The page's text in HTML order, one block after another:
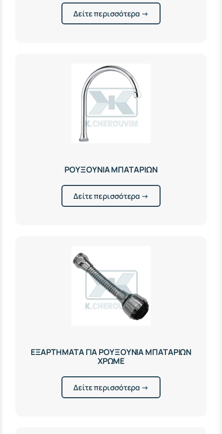
Δείτε περισσότερα →
ΡΟΥΞΟΥΝΙΑ ΜΠΑΤΑΡΙΩΝ
Δείτε περισσότερα →
ΕΞΑΡΤΗΜΑΤΑ ΓΙΑ ΡΟΥΞΟΥΝΙΑ ΜΠΑΤΑΡΙΩΝ
ΧΡΩΜΕ
Δείτε περισσότερα →